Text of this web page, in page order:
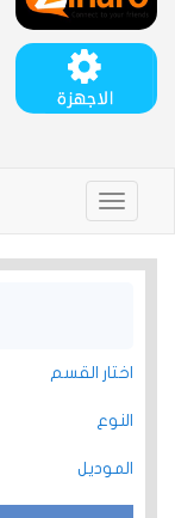
Toggle
navigation
اختار القسم
النوع
الموديل